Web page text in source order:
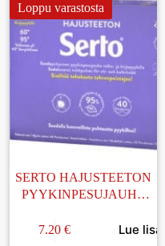
Loppu varastosta
SERTO HAJUSTEETON
PYYKINPESUJAUHE
7.20 € Lue